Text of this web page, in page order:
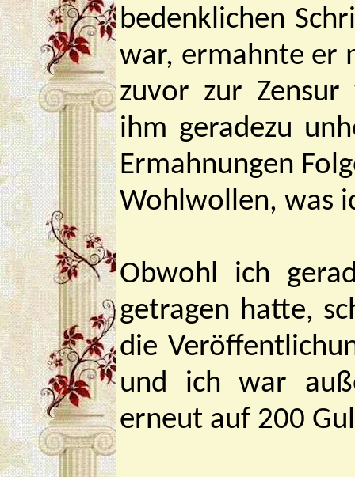
bedenklichen
war, ermahnte er
zuvor zur
ihm geradezu
Ermahnungen
Wohlwollen, was
Obwohl ich
getragen hatte,
die
und ich war
erneut auf 200